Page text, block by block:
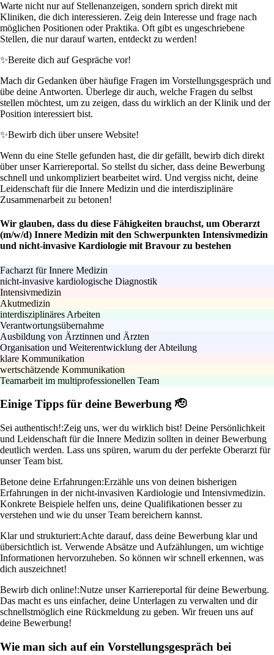
Warte nicht nur auf Stellenanzeigen, sondern sprich direkt mit
Kliniken, die dich interessieren. Zeig dein Interesse und frage nach
möglichen Positionen oder Praktika. Oft gibt es ungeschriebene
Stellen, die nur darauf warten, entdeckt zu werden!
✨Bereite dich auf Gespräche vor!
Mach dir Gedanken über häufige Fragen im Vorstellungsgespräch und
übe deine Antworten. Überlege dir auch, welche Fragen du selbst
stellen möchtest, um zu zeigen, dass du wirklich an der Klinik und der
Position interessiert bist.
✨Bewirb dich über unsere Website!
Wenn du eine Stelle gefunden hast, die dir gefällt, bewirb dich direkt
über unser Karriereportal. So stellst du sicher, dass deine Bewerbung
schnell und unkompliziert bearbeitet wird. Und vergiss nicht, deine
Leidenschaft für die Innere Medizin und die interdisziplinäre
Zusammenarbeit zu betonen!
Wir glauben, dass du diese Fähigkeiten brauchst, um Oberarzt
(m/w/d) Innere Medizin mit den Schwerpunkten Intensivmedizin
und nicht-invasive Kardiologie mit Bravour zu bestehen
Facharzt für Innere Medizin
nicht-invasive kardiologische Diagnostik
Intensivmedizin
Akutmedizin
interdisziplinäres Arbeiten
Verantwortungsübernahme
Ausbildung von Ärztinnen und Ärzten
Organisation und Weiterentwicklung der Abteilung
klare Kommunikation
wertschätzende Kommunikation
Teamarbeit im multiprofessionellen Team
Einige Tipps für deine Bewerbung 🫡
Sei authentisch!:Zeig uns, wer du wirklich bist! Deine Persönlichkeit
und Leidenschaft für die Innere Medizin sollten in deiner Bewerbung
deutlich werden. Lass uns spüren, warum du der perfekte Oberarzt für
unser Team bist.
Betone deine Erfahrungen:Erzähle uns von deinen bisherigen
Erfahrungen in der nicht-invasiven Kardiologie und Intensivmedizin.
Konkrete Beispiele helfen uns, deine Qualifikationen besser zu
verstehen und wie du unser Team bereichern kannst.
Klar und strukturiert:Achte darauf, dass deine Bewerbung klar und
übersichtlich ist. Verwende Absätze und Aufzählungen, um wichtige
Informationen hervorzuheben. So können wir schnell erkennen, was
dich auszeichnet!
Bewirb dich online!:Nutze unser Karriereportal für deine Bewerbung.
Das macht es uns einfacher, deine Unterlagen zu verwalten und dir
schnellstmöglich eine Rückmeldung zu geben. Wir freuen uns auf
deine Bewerbung!
Wie man sich auf ein Vorstellungsgespräch bei